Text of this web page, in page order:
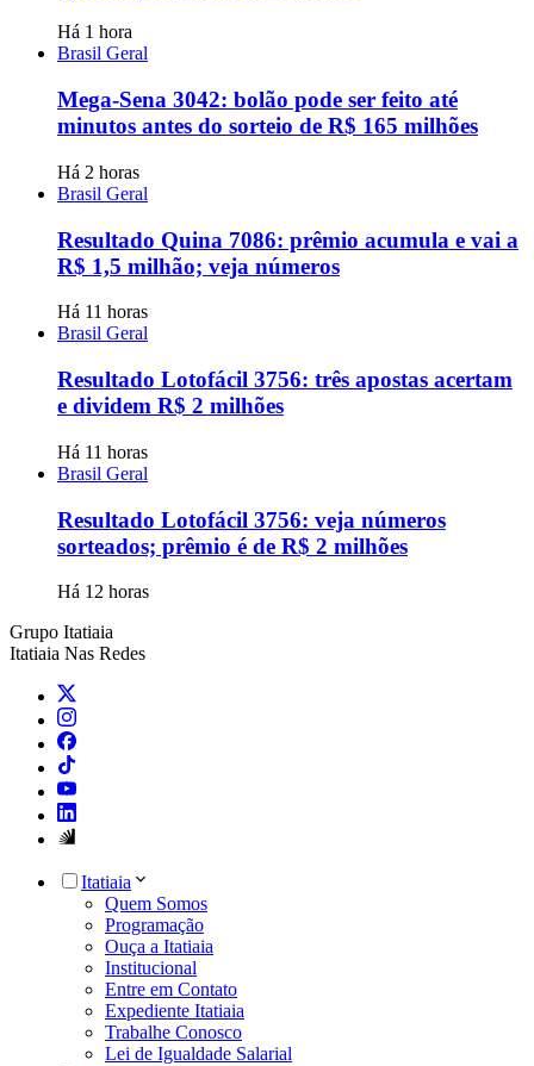
Há 1 hora
Brasil Geral
Mega-Sena 3042: bolão pode ser feito até
minutos antes do sorteio de R$ 165 milhões
Há 2 horas
Brasil Geral
Resultado Quina 7086: prêmio acumula e vai a
R$ 1,5 milhão; veja números
Há 11 horas
Brasil Geral
Resultado Lotofácil 3756: três apostas acertam
e dividem R$ 2 milhões
Há 11 horas
Brasil Geral
Resultado Lotofácil 3756: veja números
sorteados; prêmio é de R$ 2 milhões
Há 12 horas
Grupo Itatiaia
Itatiaia Nas Redes
Itatiaia
Quem Somos
Programação
Ouça a Itatiaia
Institucional
Entre em Contato
Expediente Itatiaia
Trabalhe Conosco
Lei de Igualdade Salarial